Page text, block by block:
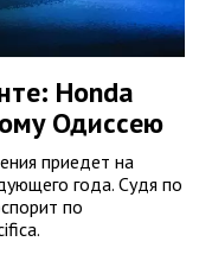
Honda
Одиссею
приедет на
года. Судя по
по